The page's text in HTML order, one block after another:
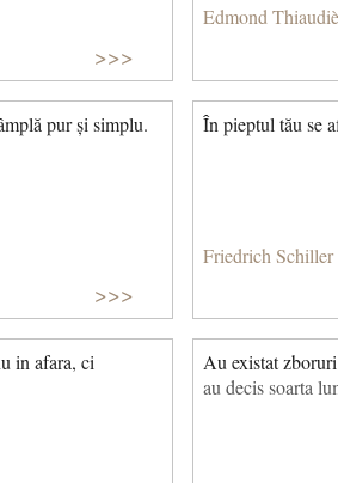
>>>
Edmond
pur și simplu.
>>>
În pieptul tău se
Friedrich Schiller
in afara, ci
Au existat
au decis soarta